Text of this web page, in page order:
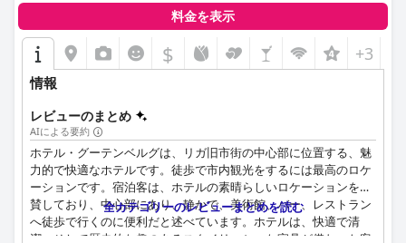
フレンドリーで親切なスタッフも、快適な滞在に貢献しており、
特に受付チームは、そのプロ意識と気配りで頻繁に称賛されてい
ます。ごく稀に、非効率さやプロ意識に欠ける行動が報告されて
います。
Wi-Fiアクセスについては、速度は一般的に速いものの、特に客室
内での安定性に欠けるという意見が混在しています。サウナやジ
ャグジーなどのスパ施設は、居心地の良いリラックススポットを
提供していますが、混雑していると感じたり、追加料金が必要な
場合が多いです。24時間利用可能なジムには、基本的な設備が備
わっており、満足のいくワークアウトができますが、一部の機器
のメンテナンスが必要な状態です。
メルキュール・リガ・センターは、子供向けの設備が整ってお
料金を表示
$ +3
情報
レビューのまとめ
AIによる要約
ホテル・グーテンベルグは、リガ旧市街の中心部に位置する、魅
力的で快適なホテルです。徒歩で市内観光をするには最高のロケ
ーションです。宿泊客は、ホテルの素晴らしいロケーションを絶
賛しており、中心部にあり、静かで、美術館、バー、レストラン
へ徒歩で行くのに便利だと述べています。ホテルは、快適で清
潔、そして歴史的な趣のあるスタイリッシュな家具が備わった客
全カテゴリーのレビューまとめを読む